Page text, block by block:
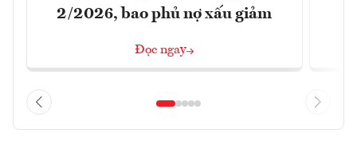
2/2026, bao phủ nợ xấu giảm
Đọc ngay